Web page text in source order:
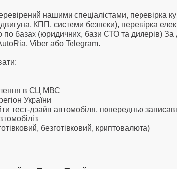
нашими спеціалістами, перевірка
КПП, системи безпеки), перевірка
по базах (юридичних, бази СТО та дилерів)
Viber або Telegram.
в СЦ МВС
України
тест-драйв автомобіля, попередньо
безготівковий, криптовалюта)